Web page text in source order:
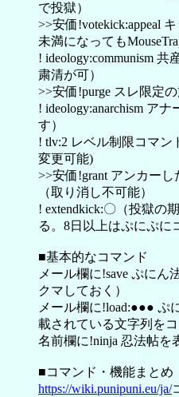
で投獄）
>>安価!votekick:appeal
未満になっても
! ideology:communism
粛清が可）
>>安価!purge スレ限定
! ideology:anarchism ア
す）
! tlv:2 レベル制限コマン
変更可能)
>>安価!grant アンカー
（取り消し不可能）
! extendkick:〇（投獄の
る。8日以上はぷにぷに
■基本的なコマンド
メール欄に!save ぷにん
クマしておく）
メール欄に!load:●●● ぷ
載されている文字列をコ
名前欄に!ninja 忍法帖を
■コマンド・機能まとめ
https://wiki.punipuni.eu/ja/